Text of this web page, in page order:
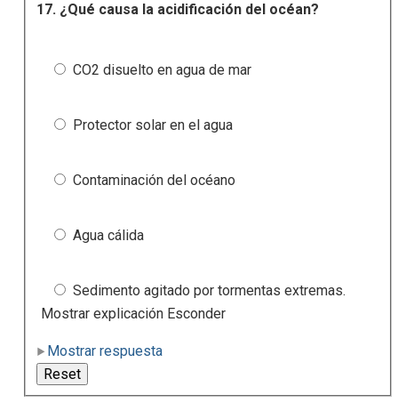
17. ¿Qué causa la acidificación del océan?
CO2 disuelto en agua de mar
Protector solar en el agua
Contaminación del océano
Agua cálida
Sedimento agitado por tormentas extremas.
Mostrar explicación Esconder
Mostrar respuesta